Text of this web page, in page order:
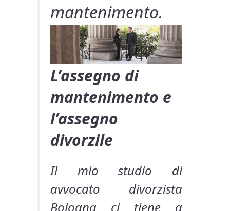
mantenimento.
L’assegno di
mantenimento e
l’assegno
divorzile
Il mio studio di
avvocato divorzista
Bologna ci tiene a